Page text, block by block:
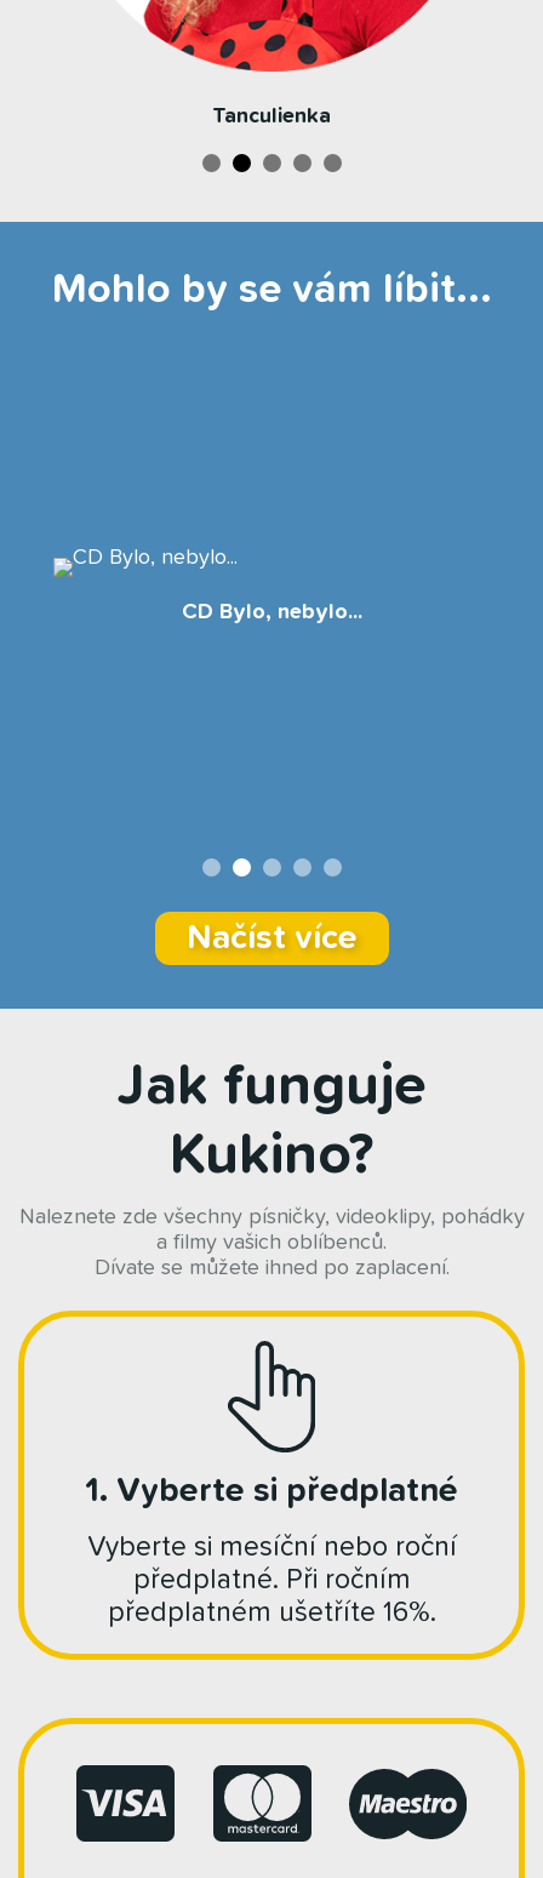
Tanculienka
Mohlo by se vám líbit...
CD Bylo, nebylo...
Načíst více
Jak funguje
Kukino?
Naleznete zde všechny písničky, videoklipy, pohádky
a filmy vašich oblíbenců.
Dívate se můžete ihned po zaplacení.
1. Vyberte si předplatné
Vyberte si mesíční nebo roční
předplatné. Při ročním
předplatném ušetříte 16%.